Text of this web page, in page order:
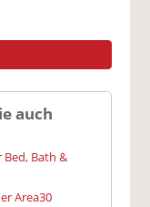
auch
Bath &
Area30